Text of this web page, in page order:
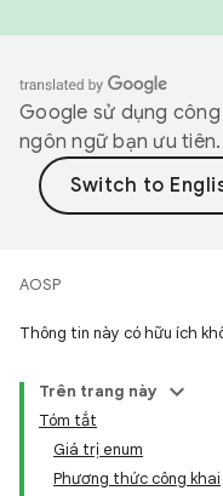
Google sử dụng
ngôn ngữ bạn ưu
AOSP
Thông tin này có hữu ích
Trên trang này
Tóm tắt
Giá trị enum
Phương thức công khai